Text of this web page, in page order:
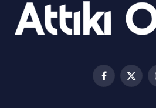
23.07.2026 | 14:58
Πολυχώρο ΙΡΙΣ
21.07.2026 | 14:01
Facebook
X